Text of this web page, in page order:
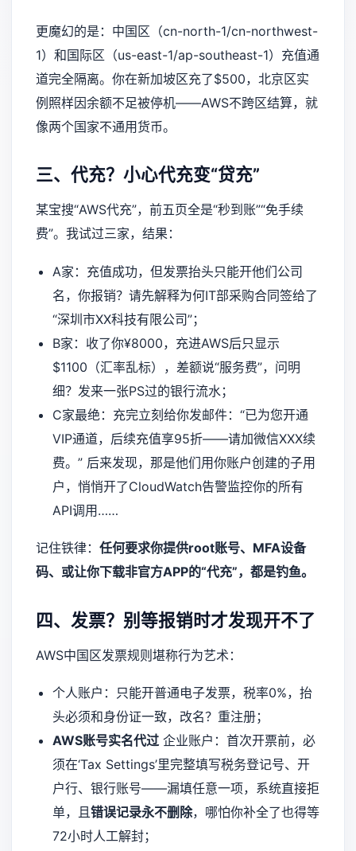
更魔幻的是：中国区（cn-north-1/cn-northwest-
1）和国际区（us-east-1/ap-southeast-1）充值通
道完全隔离。你在新加坡区充了$500，北京区实
例照样因余额不足被停机——AWS不跨区结算，就
像两个国家不通用货币。
三、代充？小心代充变“贷充”
某宝搜“AWS代充”，前五页全是“秒到账”“免手续
费”。我试过三家，结果：
A家：充值成功，但发票抬头只能开他们公司
名，你报销？请先解释为何IT部采购合同签给了
“深圳市XX科技有限公司”；
B家：收了你¥8000，充进AWS后只显示
$1100（汇率乱标），差额说“服务费”，问明
细？发来一张PS过的银行流水；
C家最绝：充完立刻给你发邮件：“已为您开通
VIP通道，后续充值享95折——请加微信XXX续
费。” 后来发现，那是他们用你账户创建的子用
户，悄悄开了CloudWatch告警监控你的所有
API调用……
记住铁律： 任何要求你提供root账号、MFA设备
码、或让你下载非官方APP的“代充”，都是钓鱼。
四、发票？别等报销时才发现开不了
AWS中国区发票规则堪称行为艺术：
个人账户：只能开普通电子发票，税率0%，抬
头必须和身份证一致，改名？重注册；
AWS账号实名代过企业账户：首次开票前，必
须在‘Tax Settings’里完整填写税务登记号、开
户行、银行账号——漏填任意一项，系统直接拒
单，且错误记录永不删除，哪怕你补全了也得等
72小时人工解封；